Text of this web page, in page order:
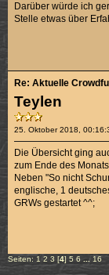
Darüber würde ich
Stelle etwas über
Teylen
25. Oktober 2018,
Re: Aktuelle
Die Übersicht ging
zum Ende des
Neben "So nicht
englische, 1
GRWs gestartet ^^;
Seiten: 1 2 3 [4] 5 6 ... 16